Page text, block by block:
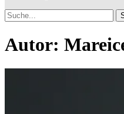
Suche
Autor: